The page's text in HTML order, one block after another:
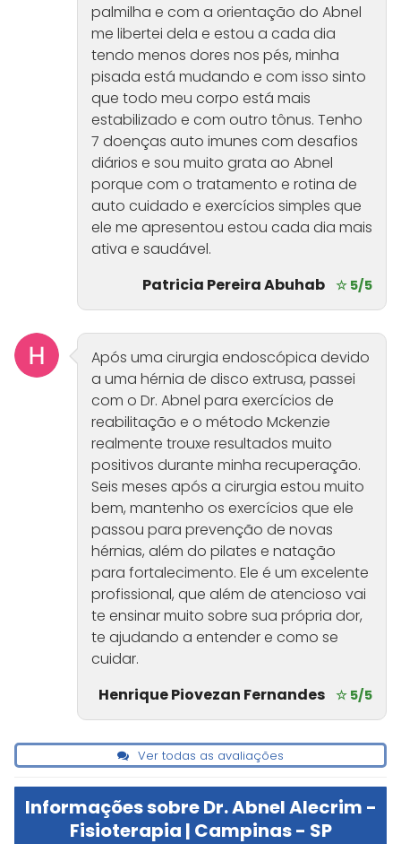
palmilha e com a orientação do Abnel
me libertei dela e estou a cada dia
tendo menos dores nos pés, minha
pisada está mudando e com isso sinto
que todo meu corpo está mais
estabilizado e com outro tônus. Tenho
7 doenças auto imunes com desafios
diários e sou muito grata ao Abnel
porque com o tratamento e rotina de
auto cuidado e exercícios simples que
ele me apresentou estou cada dia mais
ativa e saudável.
Patricia Pereira Abuhab ☆ 5/5
Após uma cirurgia endoscópica devido
a uma hérnia de disco extrusa, passei
com o Dr. Abnel para exercícios de
reabilitação e o método Mckenzie
realmente trouxe resultados muito
positivos durante minha recuperação.
Seis meses após a cirurgia estou muito
bem, mantenho os exercícios que ele
passou para prevenção de novas
hérnias, além do pilates e natação
para fortalecimento. Ele é um excelente
profissional, que além de atencioso vai
te ensinar muito sobre sua própria dor,
te ajudando a entender e como se
cuidar.
Henrique Piovezan Fernandes ☆ 5/5
Ver todas as avaliações
Informações sobre Dr. Abnel Alecrim -
Fisioterapia | Campinas - SP